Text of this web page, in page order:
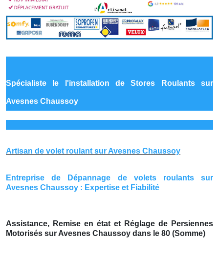
Spécialiste le l'installation de Stores Roulants sur
Avesnes Chaussoy
Artisan de volet roulant sur Avesnes Chaussoy
Entreprise de Dépannage de volets roulants sur
Avesnes Chaussoy : Expertise et Fiabilité
Assistance, Remise en état et Réglage de Persiennes
Motorisés sur Avesnes Chaussoy dans le 80 (Somme)